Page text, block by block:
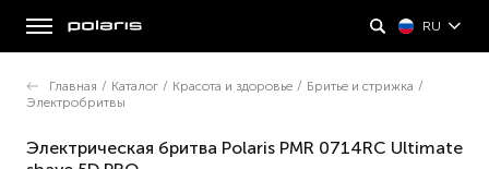
RU
Главная / Каталог / Красота и здоровье / Бритье и стрижка /
Электробритвы
Электрическая бритва Polaris PMR 0714RC Ultimate